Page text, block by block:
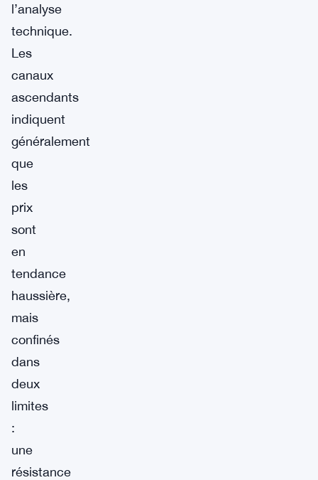
l’analyse
technique.
Les
canaux
ascendants
indiquent
généralement
que
les
prix
sont
en
tendance
haussière,
mais
confinés
dans
deux
limites
:
une
résistance